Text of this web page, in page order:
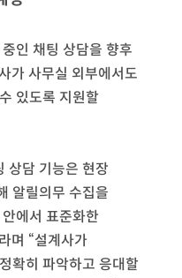
인 채팅 상담을 향후
가 사무실 외부에서도
있도록 지원할
상담 기능은 현장
알릴의무 수집을
에서 표준화한
며 “설계사가
확히 파악하고 응대할